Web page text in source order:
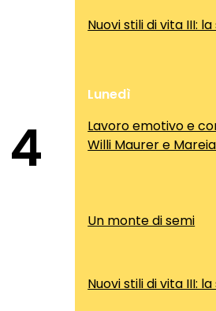
Nuovi stili di vita III:
4
Lunedì
Lavoro emotivo e
Willi Maurer e
Un monte di semi
Nuovi stili di vita III: